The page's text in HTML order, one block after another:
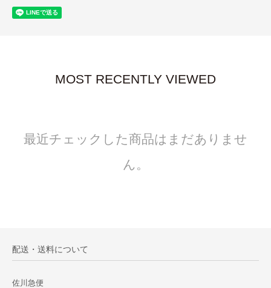
MOST RECENTLY VIEWED
最近チェックした商品はまだありませ
ん。
配送・送料について
佐川急便